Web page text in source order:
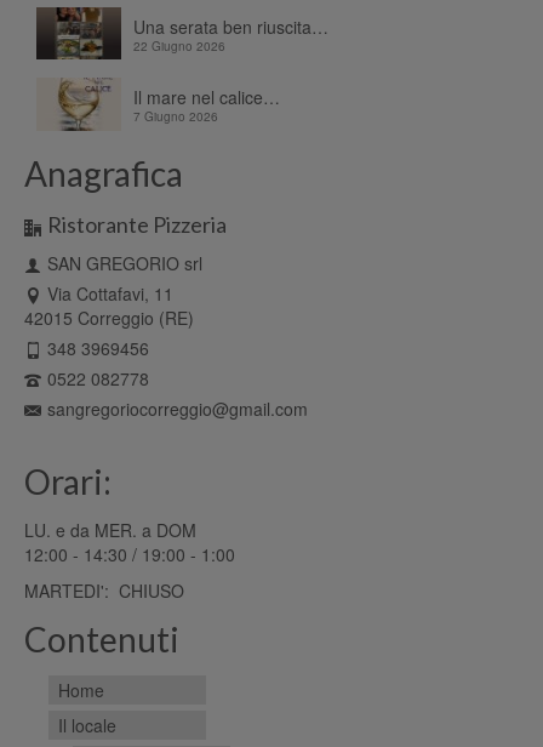
Una serata ben riuscita…
22 Giugno 2026
Il mare nel calice…
7 Giugno 2026
Anagrafica
Ristorante Pizzeria
SAN GREGORIO srl
Via Cottafavi, 11
42015 Correggio (RE)
348 3969456
0522 082778
sangregoriocorreggio@gmail.com
Orari:
LU. e da MER. a DOM
12:00 - 14:30 / 19:00 - 1:00
MARTEDI': CHIUSO
Contenuti
Home
Il locale